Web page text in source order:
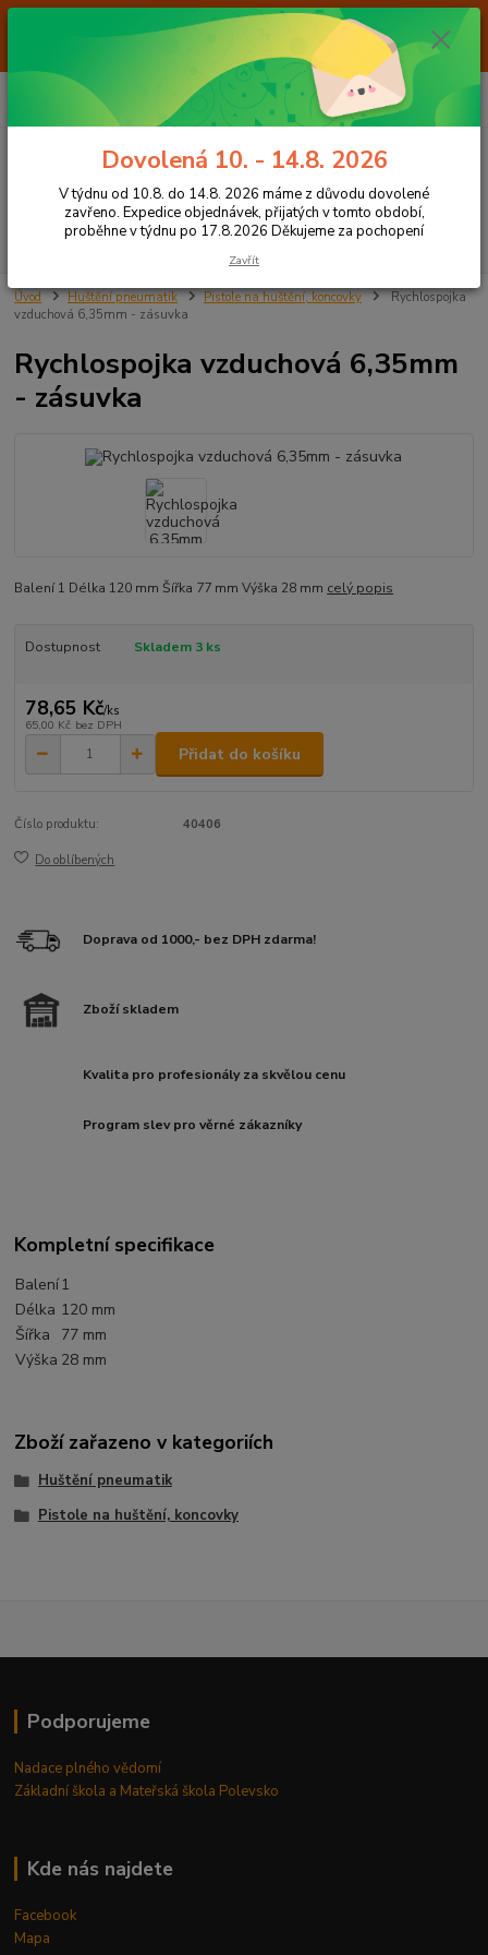
Od 7.8. do 14.8. 2026 máme z důvodu dovolené ZAVŘENO. Expedice
objednávek, přijatých v tomto období, proběhne v týdnu po 17.8.2026
Děkujeme za pochopení
CZK
Hledat
+420 605 283 713
za0,00 Kč
Úvod Huštění pneumatik Pistole na huštění, koncovky
Rychlospojka
vzduchová 6,35mm - zásuvka
Rychlospojka vzduchová 6,35mm
- zásuvka
Balení 1 Délka 120 mm Šířka 77 mm Výška 28 mm celý popis
Dostupnost Skladem 3 ks
78,65 Kč/ks
65,00 Kč bez DPH
Přidat do košíku
Číslo produktu: 40406
Do oblíbených
Doprava od 1000,- bez DPH zdarma!
Zboží skladem
Kvalita pro profesionály za skvělou cenu
Program slev pro věrné zákazníky
Kompletní specifikace
Balení1
Délka 120 mm
Šířka
77 mm
Výška 28 mm
Zboží zařazeno v kategoriích
Huštění pneumatik
Pistole na huštění, koncovky
Podporujeme
Nadace plného vědomí
Základní škola a Mateřská škola Polevsko
Kde nás najdete
Facebook
Mapa
Dovolená 10. - 14.8. 2026
V týdnu od 10.8. do 14.8. 2026 máme z důvodu dovolené
zavřeno. Expedice objednávek, přijatých v tomto období,
proběhne v týdnu po 17.8.2026 Děkujeme za pochopení
Zavřít